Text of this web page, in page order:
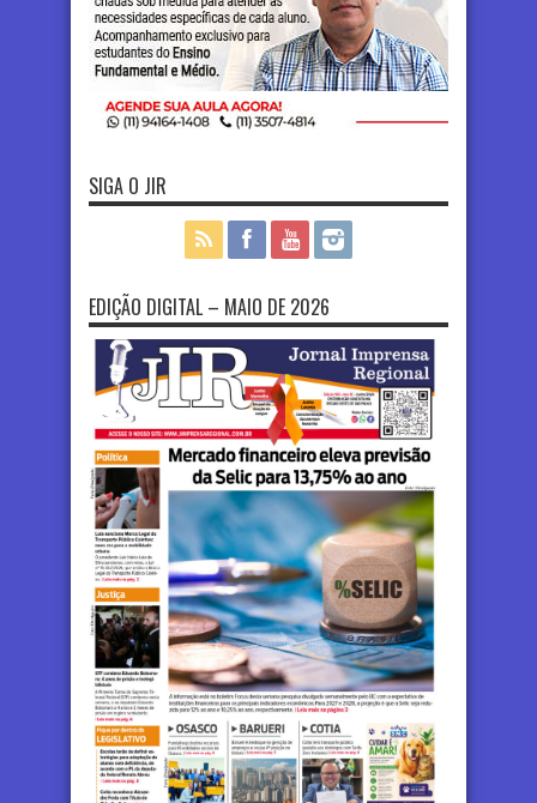
SIGA O JIR
EDIÇÃO DIGITAL – MAIO DE 2026